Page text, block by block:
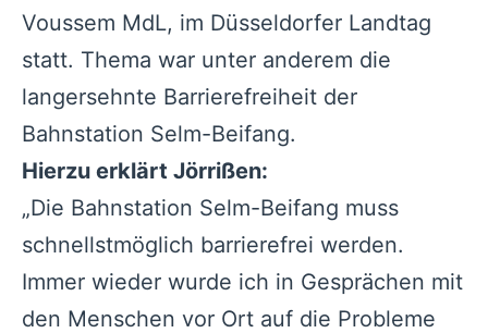
Voussem MdL, im Düsseldorfer Landtag
statt. Thema war unter anderem die
langersehnte Barrierefreiheit der
Bahnstation Selm-Beifang.
Hierzu erklärt Jörrißen:
„Die Bahnstation Selm-Beifang muss
schnellstmöglich barrierefrei werden.
Immer wieder wurde ich in Gesprächen mit
den Menschen vor Ort auf die Probleme